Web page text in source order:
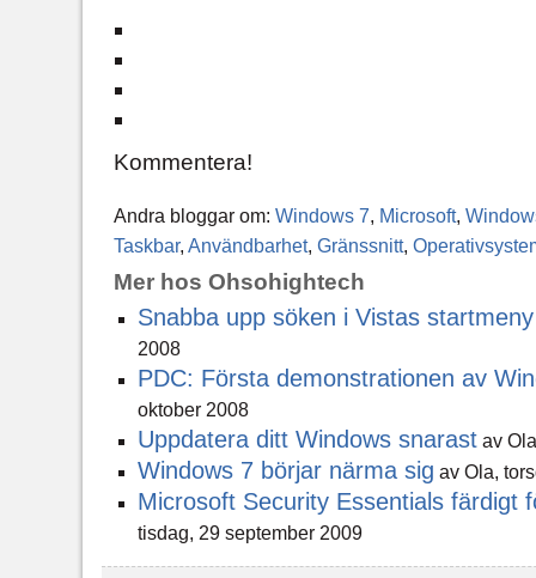
Kommentera!
Andra bloggar om: Windows 7, Microsoft,
Taskbar, Användbarhet, Gränssnitt,
Mer hos Ohsohightech
Snabba upp söken i Vistas startmeny
2008
PDC: Första demonstrationen av
oktober 2008
Uppdatera ditt Windows snarast av
Windows 7 börjar närma sig av Ola,
Microsoft Security Essentials färdigt
tisdag, 29 september 2009